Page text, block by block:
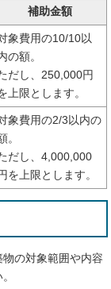
補助金額
象費用の10/10以
の額。
だし、250,000円
上限とします。
象費用の2/3以内の
。
だし、4,000,000
を上限とします。
の対象範囲や内容